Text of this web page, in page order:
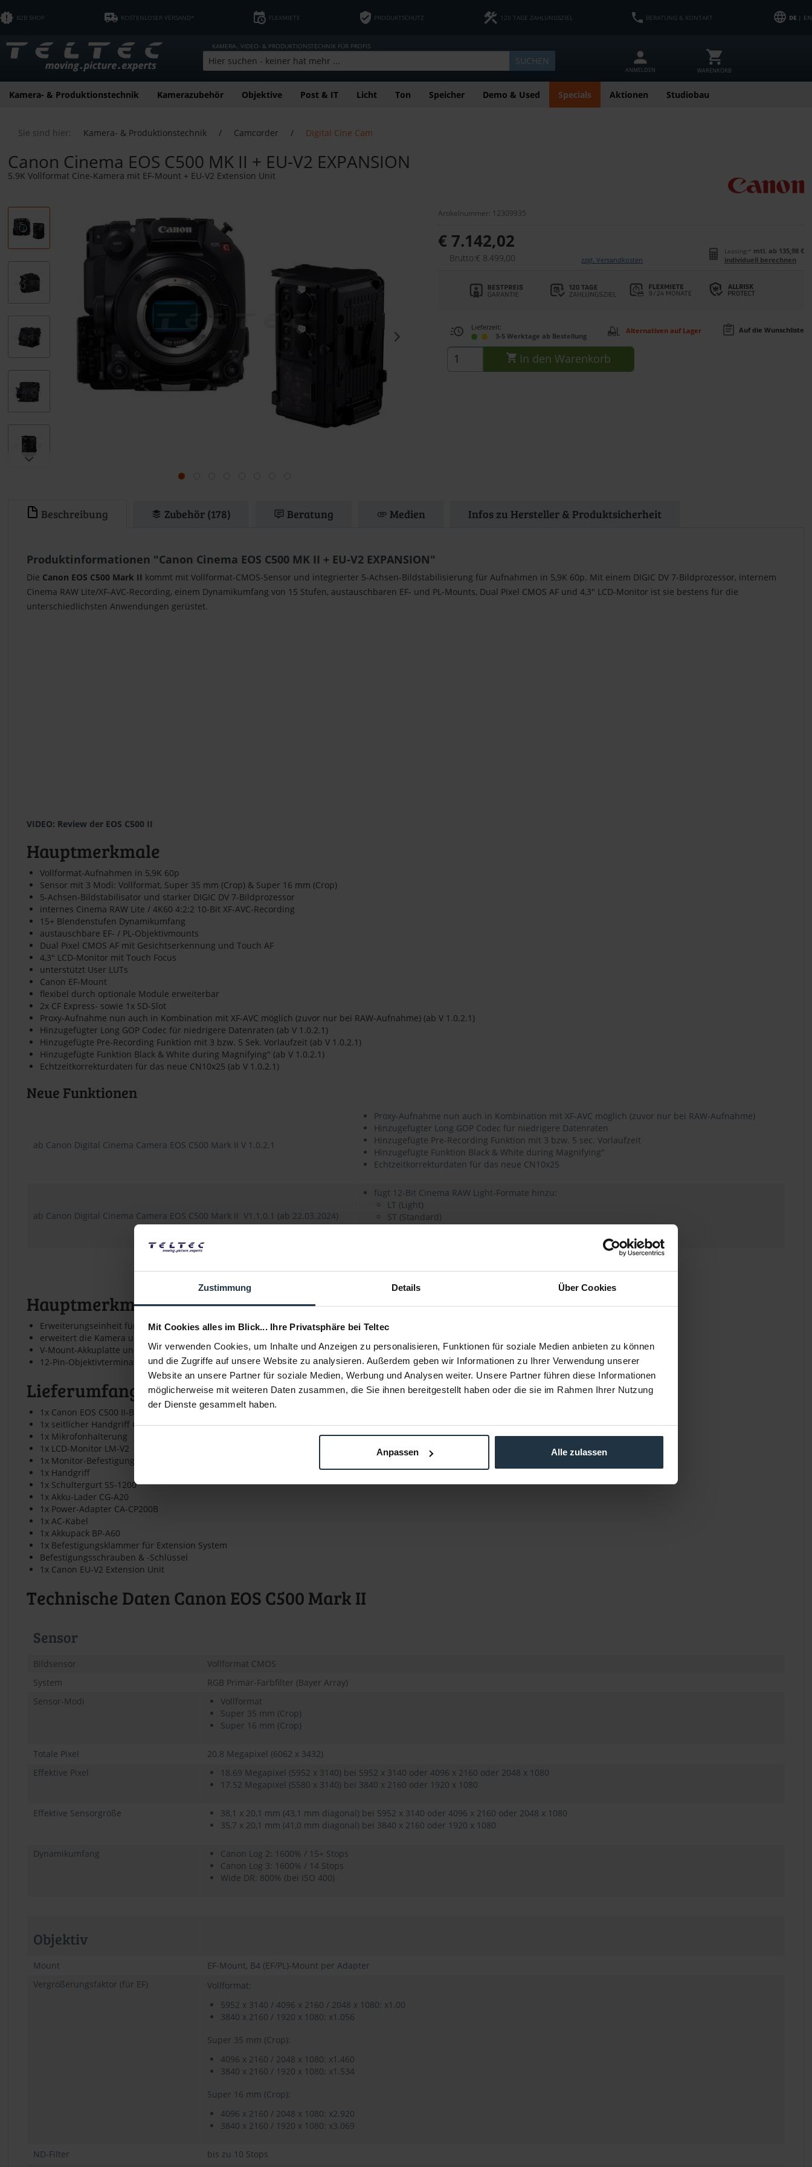
Zustimmung Details Über Cookies
Mit Cookies alles im Blick... Ihre Privatsphäre bei Teltec
Wir verwenden Cookies, um Inhalte und Anzeigen zu personalisieren, Funktionen für soziale Medien anbieten zu können
und die Zugriffe auf unsere Website zu analysieren. Außerdem geben wir Informationen zu Ihrer Verwendung unserer
Website an unsere Partner für soziale Medien, Werbung und Analysen weiter. Unsere Partner führen diese Informationen
möglicherweise mit weiteren Daten zusammen, die Sie ihnen bereitgestellt haben oder die sie im Rahmen Ihrer Nutzung
der Dienste gesammelt haben.
Anpassen Alle zulassen
B2B SHOP KOSTENLOSER VERSAND* FLEXMIETE PRODUKTSCHUTZ 120 TAGE ZAHLUNGSZIEL BERATUNG & KONTAKT DE| EN
KAMERA-, VIDEO- & PRODUKTIONSTECHNIK FÜR PROFIS
SUCHEN
ANMELDEN WARENKORB
Kamera- & Produktionstechnik Kamerazubehör Objektive Post & IT Licht Ton Speicher Demo & Used Specials Aktionen Studiobau
Sie sind hier: Kamera- & Produktionstechnik / Camcorder / Digital Cine Cam
Canon Cinema EOS C500 MK II + EU-V2 EXPANSION
5.9K Vollformat Cine-Kamera mit EF-Mount + EU-V2 Extension Unit
Artikelnummer: 12309935
€ 7.142,02
Brutto:€ 8.499,00 zzgl. Versandkosten
Leasing:* mtl. ab 135,98 €
individuell berechnen
Lieferzeit:
3-5 Werktage ab Bestellung
Alternativen auf Lager Auf die Wunschliste
In den Warenkorb
Beschreibung Zubehör (178) Beratung Medien Infos zu Hersteller & Produktsicherheit
Produktinformationen "Canon Cinema EOS C500 MK II + EU-V2 EXPANSION"
Die Canon EOS C500 Mark II kommt mit Vollformat-CMOS-Sensor und integrierter 5-Achsen-Bildstabilisierung für Aufnahmen in 5,9K 60p. Mit einem DIGIC DV 7-Bildprozessor, internem
Cinema RAW Lite/XF-AVC-Recording, einem Dynamikumfang von 15 Stufen, austauschbaren EF- und PL-Mounts, Dual Pixel CMOS AF und 4,3" LCD-Monitor ist sie bestens für die
unterschiedlichsten Anwendungen gerüstet.
VIDEO: Review der EOS C500 II
Hauptmerkmale
Vollformat-Aufnahmen in 5,9K 60p
Sensor mit 3 Modi: Vollformat, Super 35 mm (Crop) & Super 16 mm (Crop)
5-Achsen-Bildstabilisator und starker DIGIC DV 7-Bildprozessor
internes Cinema RAW Lite / 4K60 4:2:2 10-Bit XF-AVC-Recording
15+ Blendenstufen Dynamikumfang
austauschbare EF- / PL-Objektivmounts
Dual Pixel CMOS AF mit Gesichtserkennung und Touch AF
4,3" LCD-Monitor mit Touch Focus
unterstützt User LUTs
Canon EF-Mount
flexibel durch optionale Module erweiterbar
2x CF Express- sowie 1x SD-Slot
Proxy-Aufnahme nun auch in Kombination mit XF-AVC möglich (zuvor nur bei RAW-Aufnahme) (ab V 1.0.2.1)
Hinzugefügter Long GOP Codec für niedrigere Datenraten (ab V 1.0.2.1)
Hinzugefügte Pre-Recording Funktion mit 3 bzw. 5 Sek. Vorlaufzeit (ab V 1.0.2.1)
Hinzugefügte Funktion Black & White during Magnifying" (ab V 1.0.2.1)
Echtzeitkorrekturdaten für das neue CN10x25 (ab V 1.0.2.1)
Neue Funktionen
ab Canon Digital Cinema Camera EOS C500 Mark II V 1.0.2.1
Proxy-Aufnahme nun auch in Kombination mit XF-AVC möglich (zuvor nur bei RAW-Aufnahme)
Hinzugefügter Long GOP Codec für niedrigere Datenraten
Hinzugefügte Pre-Recording Funktion mit 3 bzw. 5 sec. Vorlaufzeit
Hinzugefügte Funktion Black & White during Magnifying"
Echtzeitkorrekturdaten für das neue CN10x25
ab Canon Digital Cinema Camera EOS C500 Mark II V1.1.0.1 (ab 22.03.2024)
fügt 12-Bit Cinema RAW Light-Formate hinzu:
LT (Light)
ST (Standard)
Hauptmerkmale EU-V2
Erweiterungseinheit für die Canon EOS C500 II und Canon EOS C300 MK II
erweitert die Kamera um einen Genlock/SYNC-, Remote B (RS-422)-, Ethernet- und 2x XLR-Anschluss
V-Mount-Akkuplatte und DC Out 24V 2A
12-Pin-Objektivterminal
Lieferumfang
1x Canon EOS C500 II-Body
1x seitlicher Handgriff GR-V1
1x Mikrofonhalterung
1x LCD-Monitor LM-V2
1x Monitor-Befestigung
1x Handgriff
1x Schultergurt SS-1200
1x Akku-Lader CG-A20
1x Power-Adapter CA-CP200B
1x AC-Kabel
1x Akkupack BP-A60
1x Befestigungsklammer für Extension System
Befestigungsschrauben & -Schlüssel
1x Canon EU-V2 Extension Unit
Technische Daten Canon EOS C500 Mark II
Sensor
Bildsensor
Vollformat CMOS
System
RGB Primär-Farbfilter (Bayer Array)
Sensor-Modi
Vollformat
Super 35 mm (Crop)
Super 16 mm (Crop)
Totale Pixel
20.8 Megapixel (6062 x 3432)
Effektive Pixel
18.69 Megapixel (5952 x 3140) bei 5952 x 3140 oder 4096 x 2160 oder 2048 x 1080
17.52 Megapixel (5580 x 3140) bei 3840 x 2160 oder 1920 x 1080
Effektive Sensorgröße
38,1 x 20,1 mm (43,1 mm diagonal) bei 5952 x 3140 oder 4096 x 2160 oder 2048 x 1080
35,7 x 20,1 mm (41,0 mm diagonal) bei 3840 x 2160 oder 1920 x 1080
Dynamikumfang
Canon Log 2: 1600% / 15+ Stops
Canon Log 3: 1600% / 14 Stops
Wide DR: 800% (bei ISO 400)
Objektiv
Mount
EF-Mount, B4 (EF/PL)-Mount per Adapter
Vergrößerungsfaktor (für EF)
Vollformat:
5952 x 3140 / 4096 x 2160 / 2048 x 1080: x1.00
3840 x 2160 / 1920 x 1080: x1.056
Super 35 mm (Crop):
4096 x 2160 / 2048 x 1080: x1.460
3840 x 2160 / 1920 x 1080: x1.534
Super 16 mm (Crop):
4096 x 2160 / 2048 x 1080: x2.920
3840 x 2160 / 1920 x 1080: x3.069
ND-Filter
bis zu 10 Stops